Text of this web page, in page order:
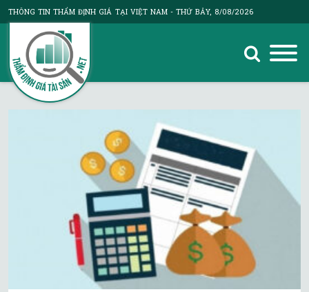
THÔNG TIN THẨM ĐỊNH GIÁ TẠI VIỆT NAM- THỨ BẢY, 8/08/2026